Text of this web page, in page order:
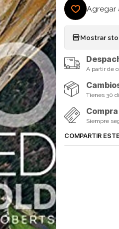
Agregar
Mostrar
A partir de
Tienes 30
Siempre
COMPARTIR